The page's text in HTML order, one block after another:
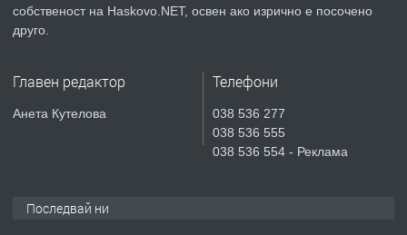
ПРЕДЛАГА СГЛОБЯВАНЕ НА МЕБЕЛИ.
№4119 Едностаен обзаведен
собственост на Haskovo.NET, освен ако изрично е посочено
друго.
Главен редактор
Анета Кутелова
Телефони
038 536 277
038 536 555
038 536 554 - Реклама
Последвай ни